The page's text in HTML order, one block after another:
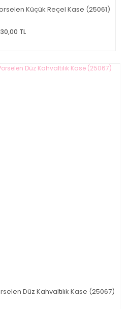
Küçük Reçel Kase (25061)
TL
Düz Kahvaltılık Kase (25067)